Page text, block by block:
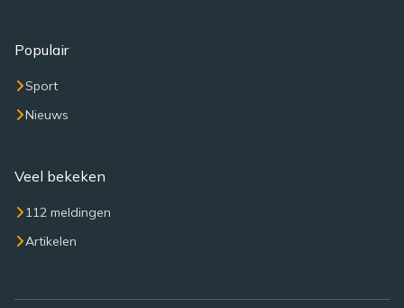
Populair
Sport
Nieuws
Veel bekeken
112 meldingen
Artikelen